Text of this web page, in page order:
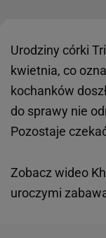
Urodziny córki
kwietnia, co
kochanków
do sprawy nie
Pozostaje
Zobacz wideo
uroczymi